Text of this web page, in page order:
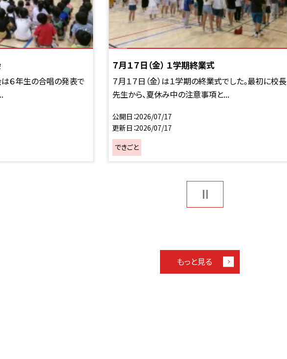
は６年生の合唱の発表で
７月１７日（金） １学期終業式
７月１７日（金）は１学期の終業式でした。最初に校長
先生から、夏休み中の注意事項と...
公開日 2026/07/17
更新日 2026/07/17
できごと
もっと見る